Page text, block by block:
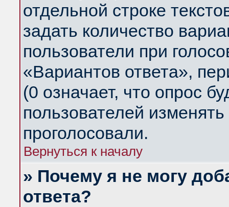
отдельной строке
задать количество
пользователи при
«Вариантов ответа»,
(0 означает, что опрос
пользователей
проголосовали.
Вернуться к началу
» Почему я не могу
ответа?